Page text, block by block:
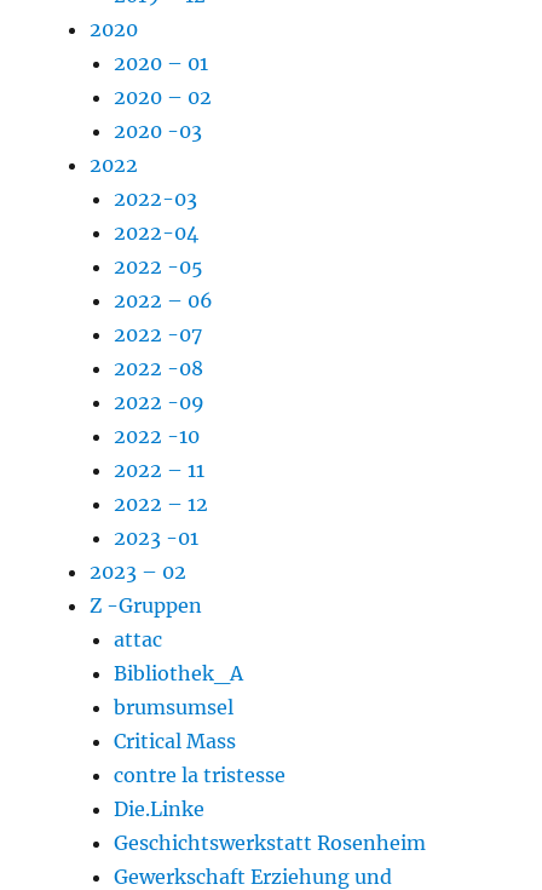
2020
2020 – 01
2020 – 02
2020 -03
2022
2022-03
2022-04
2022 -05
2022 – 06
2022 -07
2022 -08
2022 -09
2022 -10
2022 – 11
2022 – 12
2023 -01
2023 – 02
Z -Gruppen
attac
Bibliothek_A
brumsumsel
Critical Mass
contre la tristesse
Die.Linke
Geschichtswerkstatt Rosenheim
Gewerkschaft Erziehung und